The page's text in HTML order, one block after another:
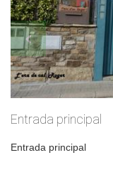
Entrada principal
Entrada principal